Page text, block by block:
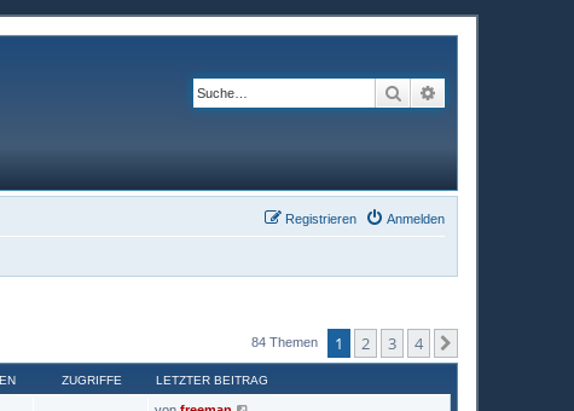
Suche
Anmelden
Registrieren
84 Themen 1 2 3 4
ZUGRIFFE LETZTER BEITRAG